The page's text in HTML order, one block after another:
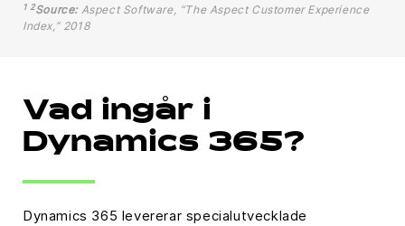
1 2Source: Aspect Software, “The Aspect Customer Experience
Index,” 2018
Vad ingår i
Dynamics 365?
Dynamics 365 levererar specialutvecklade